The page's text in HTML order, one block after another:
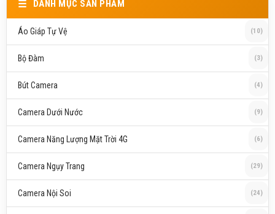
DANH MỤC SẢN PHẨM
Áo Giáp Tự Vệ (10)
Bộ Đàm (3)
Bút Camera (4)
Camera Dưới Nước (9)
Camera Năng Lượng Mặt Trời 4G (6)
Camera Ngụy Trang (29)
Camera Nội Soi (24)